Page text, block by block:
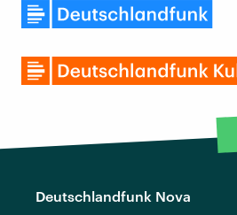
Deutschlandfunk Nova